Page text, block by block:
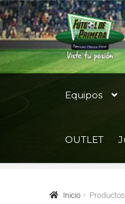
Ir
a
la
navegación
Ir
al
contenido
Equipos
OUTLET
Inicio